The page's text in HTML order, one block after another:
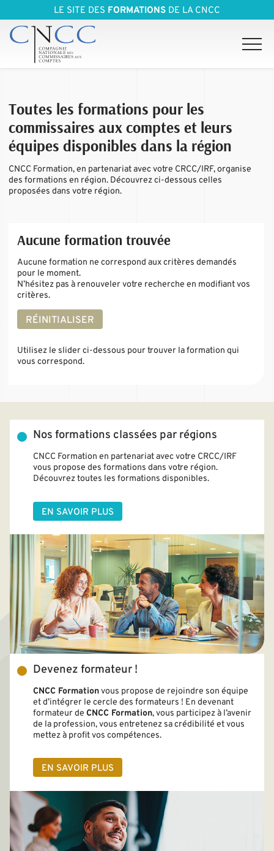
LE SITE DES FORMATIONS DE LA CNCC
Toutes les formations pour les
commissaires aux comptes et leurs
équipes disponibles dans la région
CNCC Formation, en partenariat avec votre CRCC/IRF, organise
des formations en région. Découvrez ci-dessous celles
proposées dans votre région.
Aucune formation trouvée
Aucune formation ne correspond aux critères demandés
pour le moment.
N’hésitez pas à renouveler votre recherche en modifiant vos
critères.
RÉINITIALISER
Utilisez le slider ci-dessous pour trouver la formation qui
vous correspond.
Nos formations classées par régions
CNCC Formation en partenariat avec votre CRCC/IRF
vous propose des formations dans votre région.
Découvrez toutes les formations disponibles.
EN SAVOIR PLUS
Devenez formateur !
CNCC Formationvous propose de rejoindre son équipe
et d’intégrer le cercle des formateurs ! En devenant
formateur deCNCC Formation, vous participez à l’avenir
de la profession, vous entretenez sa crédibilité et vous
mettez à profit vos compétences.
EN SAVOIR PLUS